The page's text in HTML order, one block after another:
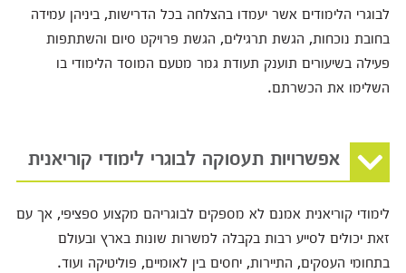
לבוגרי הלימודים אשר יעמדו בהצלחה בכל הדרישות, ביניהן עמידה
בחובת נוכחות, הגשת תרגילים, הגשת פרויקט סיום והשתתפות
פעילה בשיעורים תוענק תעודת גמר מטעם המוסד הלימודי בו
השלימו את הכשרתם.
אפשרויות תעסוקה לבוגרי לימודי קוריאנית
לימודי קוריאנית אמנם לא מספקים לבוגריהם מקצוע ספציפי, אך עם
זאת יכולים לסייע רבות בקבלה למשרות שונות בארץ ובעולם
בתחומי העסקים, התיירות, יחסים בין לאומיים, פוליטיקה ועוד.